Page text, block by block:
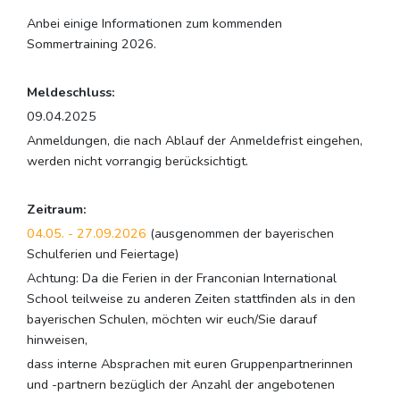
Anbei einige Informationen zum kommenden
Sommertraining 2026.
Meldeschluss:
09.04.2025
Anmeldungen, die nach Ablauf der Anmeldefrist eingehen,
werden nicht vorrangig berücksichtigt.
Zeitraum:
04.05. - 27.09.2026 (ausgenommen der bayerischen
Schulferien und Feiertage)
Achtung: Da die Ferien in der Franconian International
School teilweise zu anderen Zeiten stattfinden als in den
bayerischen Schulen, möchten wir euch/Sie darauf
hinweisen,
dass interne Absprachen mit euren Gruppenpartnerinnen
und -partnern bezüglich der Anzahl der angebotenen